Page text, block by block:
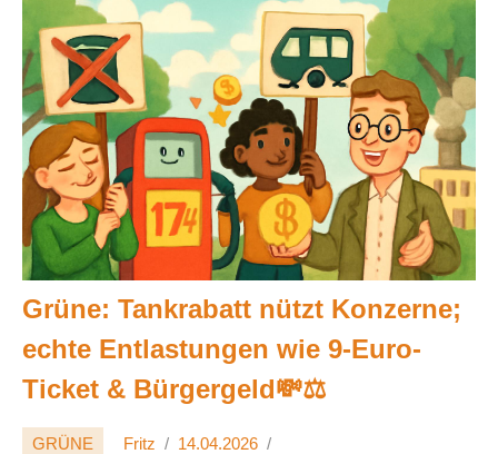
Grüne: Tankrabatt nützt Konzerne;
echte Entlastungen wie 9-Euro-
Ticket & Bürgergeld💸⚖️
GRÜNE Fritz 14.04.2026